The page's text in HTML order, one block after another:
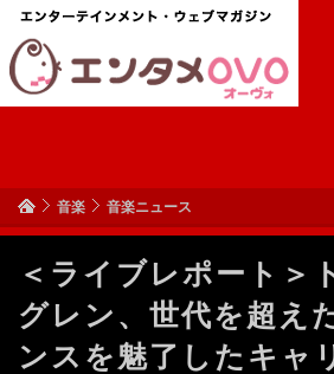
音楽 音楽ニュース
＜ライブレポート＞
グレン、世代を超え
ンスを魅了したキャ